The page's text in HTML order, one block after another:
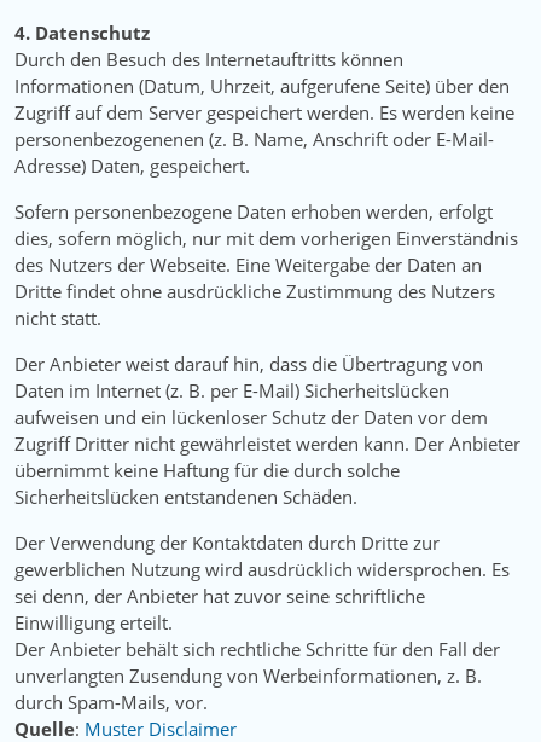
4. Datenschutz
Durch den Besuch des Internetauftritts können
Informationen (Datum, Uhrzeit, aufgerufene Seite) über den
Zugriff auf dem Server gespeichert werden. Es werden keine
personenbezogenenen (z. B. Name, Anschrift oder E-Mail-
Adresse) Daten, gespeichert.
Sofern personenbezogene Daten erhoben werden, erfolgt
dies, sofern möglich, nur mit dem vorherigen Einverständnis
des Nutzers der Webseite. Eine Weitergabe der Daten an
Dritte findet ohne ausdrückliche Zustimmung des Nutzers
nicht statt.
Der Anbieter weist darauf hin, dass die Übertragung von
Daten im Internet (z. B. per E-Mail) Sicherheitslücken
aufweisen und ein lückenloser Schutz der Daten vor dem
Zugriff Dritter nicht gewährleistet werden kann. Der Anbieter
übernimmt keine Haftung für die durch solche
Sicherheitslücken entstandenen Schäden.
Der Verwendung der Kontaktdaten durch Dritte zur
gewerblichen Nutzung wird ausdrücklich widersprochen. Es
sei denn, der Anbieter hat zuvor seine schriftliche
Einwilligung erteilt.
Der Anbieter behält sich rechtliche Schritte für den Fall der
unverlangten Zusendung von Werbeinformationen, z. B.
durch Spam-Mails, vor.
Quelle: Muster Disclaimer